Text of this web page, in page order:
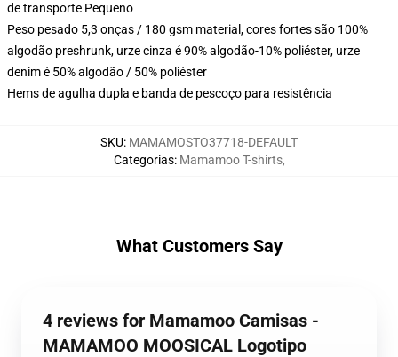
de transporte Pequeno
Peso pesado 5,3 onças / 180 gsm material, cores fortes são 100%
algodão preshrunk, urze cinza é 90% algodão-10% poliéster, urze
denim é 50% algodão / 50% poliéster
Hems de agulha dupla e banda de pescoço para resistência
SKU: MAMAMOSTO37718-DEFAULT
Categorias: Mamamoo T-shirts,
What Customers Say
4 reviews for Mamamoo Camisas -
MAMAMOO MOOSICAL Logotipo